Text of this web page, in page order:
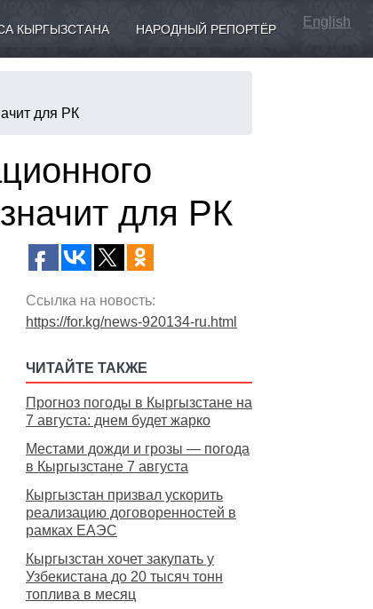
КЫРГЫЗСТАНА НАРОДНЫЙ РЕПОРТЁР English
для РК
для РК
Ссылка на новость:
https://for.kg/news-920134-ru.html
ЧИТАЙТЕ ТАКЖЕ
Прогноз погоды в Кыргызстане на
7 августа: днем будет жарко
Местами дожди и грозы — погода
в Кыргызстане 7 августа
Кыргызстан призвал ускорить
реализацию договоренностей в
рамках ЕАЭС
Кыргызстан хочет закупать у
Узбекистана до 20 тысяч тонн
топлива в месяц